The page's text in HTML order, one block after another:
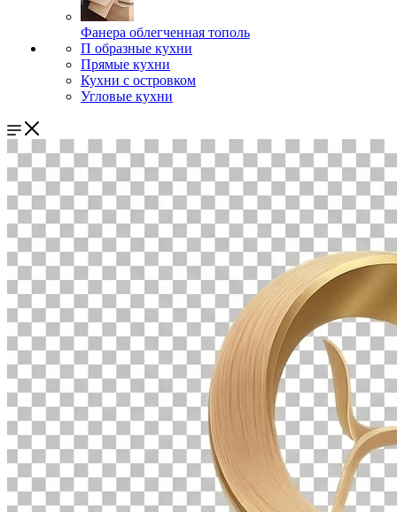
Фанера облегченная тополь
П образные кухни
Прямые кухни
Кухни с островком
Угловые кухни